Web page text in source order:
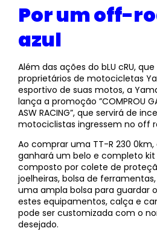
Por um off-
azul
Além das ações do bLU cRU,
proprietários de motocicletas
esportivo de suas motos, a
lança a promoção ”COMPROU
ASW RACING”, que servirá de
motociclistas ingressem no off
Ao comprar uma TT-R 230
ganhará um belo e completo kit
composto por colete de
joelheiras, bolsa de
uma ampla bolsa para guardar
estes equipamentos, calça e
pode ser customizada com o
desejado.